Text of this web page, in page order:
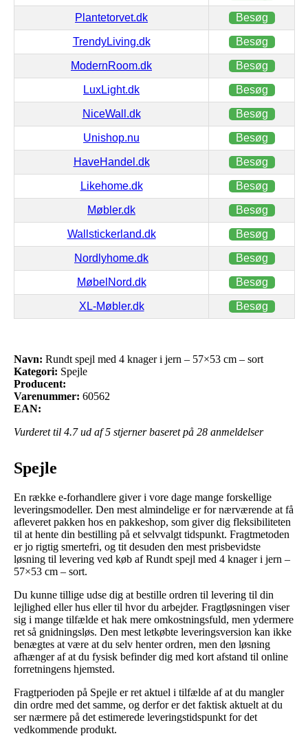
Plantetorvet.dk Besøg
TrendyLiving.dk Besøg
ModernRoom.dk Besøg
LuxLight.dk Besøg
NiceWall.dk Besøg
Unishop.nu Besøg
HaveHandel.dk Besøg
Likehome.dk Besøg
Møbler.dk Besøg
Wallstickerland.dk Besøg
Nordlyhome.dk Besøg
MøbelNord.dk Besøg
XL-Møbler.dk Besøg
Navn: Rundt spejl med 4 knager i jern – 57×53 cm – sort
Kategori: Spejle
Producent:
Varenummer: 60562
EAN:
Vurderet til 4.7ud af 5 stjerner baseret på 28 anmeldelser
Spejle
En række e-forhandlere giver i vore dage mange forskellige
leveringsmodeller. Den mest almindelige er for nærværende at få
afleveret pakken hos en pakkeshop, som giver dig fleksibiliteten
til at hente din bestilling på et selvvalgt tidspunkt. Fragtmetoden
er jo rigtig smertefri, og tit desuden den mest prisbevidste
løsning til levering ved køb af Rundt spejl med 4 knager i jern –
57×53 cm – sort.
Du kunne tillige udse dig at bestille ordren til levering til din
lejlighed eller hus eller til hvor du arbejder. Fragtløsningen viser
sig i mange tilfælde et hak mere omkostningsfuld, men ydermere
ret så gnidningsløs. Den mest letkøbte leveringsversion kan ikke
benægtes at være at du selv henter ordren, men den løsning
afhænger af at du fysisk befinder dig med kort afstand til online
forretningens hjemsted.
Fragtperioden på Spejle er ret aktuel i tilfælde af at du mangler
din ordre med det samme, og derfor er det faktisk aktuelt at du
ser nærmere på det estimerede leveringstidspunkt for det
vedkommende produkt.